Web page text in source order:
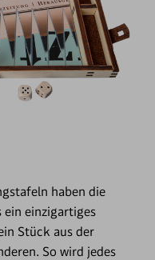
haben die
ein einzigartiges
Stück aus der
So wird jedes